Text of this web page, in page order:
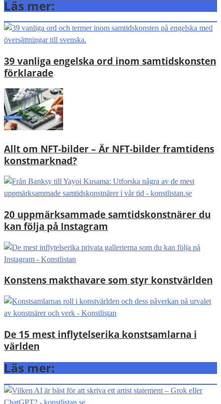
Läs mer:
39 vanliga engelska ord inom samtidskonsten
förklarade
Allt om NFT-bilder – Är NFT-bilder framtidens
konstmarknad?
20 uppmärksammade samtidskonstnärer du
kan följa på Instagram
Konstens makthavare som styr konstvärlden
De 15 mest inflytelserika konstsamlarna i
världen
Läs mer: